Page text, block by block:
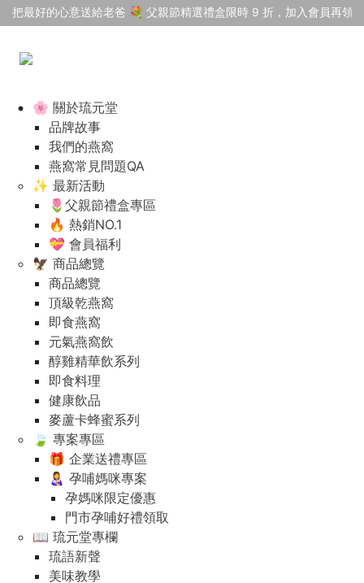
🌸 關於琉元堂
品牌故事
我們的燕窩
燕窩常見問題QA
✨ 最新活動
🌷父親節禮盒專區
🔥 熱銷NO.1
💝 會員福利
🦅 商品總覽
商品總覽
頂級乾燕窩
即食燕窩
元氣燕窩飲
醇雞精華飲系列
即食料理
健康飲品
麥蘆卡蜂蜜系列
🍃 專案專區
🎁 企業送禮專區
👩‍🍼 孕哺媽咪專案
孕媽咪限定優惠
門市孕哺好禮領取
📖 琉元堂專欄
琉語新聲
美味教學
把最好的心意送給老爸 💐 父親節精選禮盒限時 9 折，加入會員再領